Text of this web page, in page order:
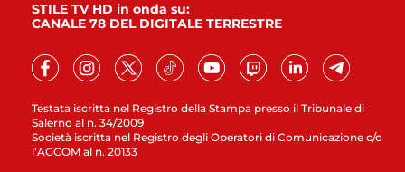
Testata iscritta nel Registro della Stampa presso il Tribunale di
Salerno al n. 34/2009
Società iscritta nel Registro degli Operatori di Comunicazione c/o
l’AGCOM al n. 20133
STILE TV HD in onda su:
CANALE 78 DEL DIGITALE TERRESTRE